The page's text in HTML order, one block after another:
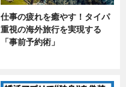
仕事の疲れを癒やす！タイパ
重視の海外旅行を実現する
「事前予約術」